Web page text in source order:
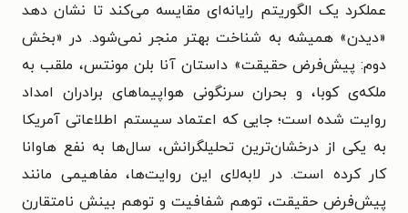
عملکرد یک الگوریتم رایانه‌ای مقایسه می‌کند تا نشان دهد
«دیدن» همیشه به شناخت بهتر منجر نمی‌شود. در «بخش
دوم: پیش‌فرض حقیقت» داستان آنا بلن مونتس، ملقب به
ملکه‌ی کوبا، و بحران سرنگونی هواپیماهای برادران امداد
روایت شده است؛ جایی که اعتماد سیستم اطلاعاتی آمریکا
به یکی از درخشان‌ترین تحلیلگرانش، سال‌ها به نفع هاوانا
کار کرده است. در لابه‌لای این روایت‌ها، مفاهیمی مانند
پیش‌فرض حقیقت، توهم شفافیت و توهم بینش نامتقارن